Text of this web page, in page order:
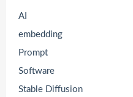
AI
embedding
Prompt
Software
Stable Diffusion